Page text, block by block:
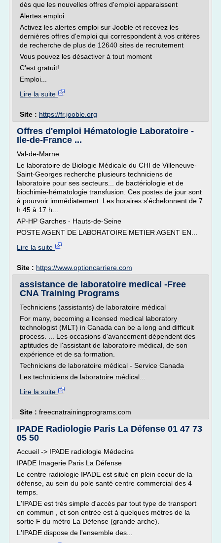
dès que les nouvelles offres d'emploi apparaissent
Alertes emploi
Activez les alertes emploi sur Jooble et recevez les
dernières offres d'emploi qui correspondent à vos critères
de recherche de plus de 12640 sites de recrutement
Vous pouvez les désactiver à tout moment
C'est gratuit!
Emploi...
Lire la suite
Site : https://fr.jooble.org
Offres d'emploi Hématologie Laboratoire -
Ile-de-France ...
Val-de-Marne
Le laboratoire de Biologie Médicale du CHI de Villeneuve-
Saint-Georges recherche plusieurs techniciens de
laboratoire pour ses secteurs... de bactériologie et de
biochimie-hématologie transfusion. Ces postes de jour sont
à pourvoir immédiatement. Les horaires s'échelonnent de 7
h 45 à 17 h...
AP-HP Garches - Hauts-de-Seine
POSTE AGENT DE LABORATOIRE METIER AGENT EN...
Lire la suite
Site : https://www.optioncarriere.com
assistance de laboratoire medical -Free
CNA Training Programs
Techniciens (assistants) de laboratoire médical
For many, becoming a licensed medical laboratory
technologist (MLT) in Canada can be a long and difficult
process. ... Les occasions d'avancement dépendent des
aptitudes de l'assistant de laboratoire médical, de son
expérience et de sa formation.
Techniciens de laboratoire médical - Service Canada
Les techniciens de laboratoire médical...
Lire la suite
Site : freecnatrainingprograms.com
IPADE Radiologie Paris La Défense 01 47 73
05 50
Accueil -> IPADE radiologie Médecins
IPADE Imagerie Paris La Défense
Le centre radiologie IPADE est situé en plein coeur de la
défense, au sein du pole santé centre commercial des 4
temps.
L'IPADE est très simple d'accès par tout type de transport
en commun , et son entrée est à quelques mètres de la
sortie F du métro La Défense (grande arche).
L'IPADE dispose de l'ensemble des...